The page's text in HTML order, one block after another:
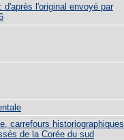
d'après l'original envoyé par
carrefours historiographiques
de la Corée du sud